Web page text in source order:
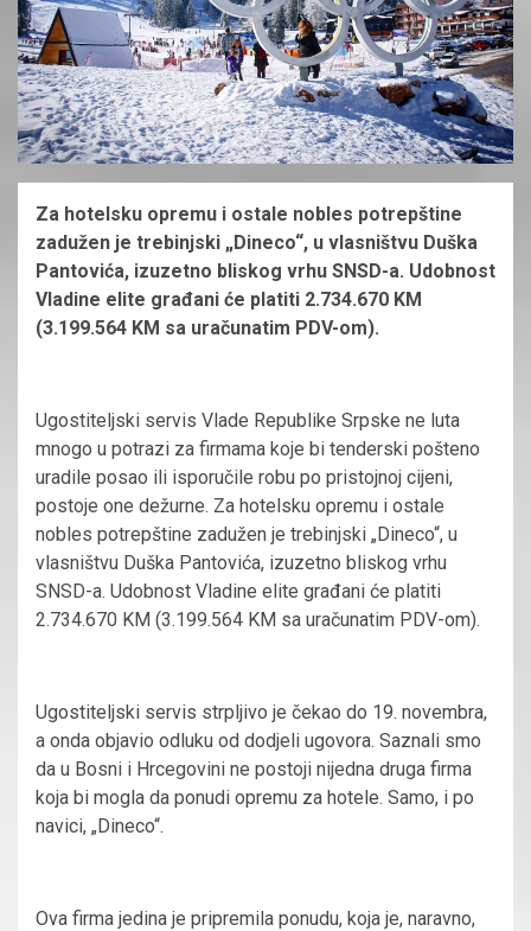
Za hotelsku opremu i ostale nobles potrepštine
zadužen je trebinjski „Dineco“, u vlasništvu Duška
Pantovića, izuzetno bliskog vrhu SNSD-a. Udobnost
Vladine elite građani će platiti 2.734.670 KM
(3.199.564 KM sa uračunatim PDV-om).
Ugostiteljski servis Vlade Republike Srpske ne luta
mnogo u potrazi za firmama koje bi tenderski pošteno
uradile posao ili isporučile robu po pristojnoj cijeni,
postoje one dežurne. Za hotelsku opremu i ostale
nobles potrepštine zadužen je trebinjski „Dineco“, u
vlasništvu Duška Pantovića, izuzetno bliskog vrhu
SNSD-a. Udobnost Vladine elite građani će platiti
2.734.670 KM (3.199.564 KM sa uračunatim PDV-om).
Ugostiteljski servis strpljivo je čekao do 19. novembra,
a onda objavio odluku od dodjeli ugovora. Saznali smo
da u Bosni i Hrcegovini ne postoji nijedna druga firma
koja bi mogla da ponudi opremu za hotele. Samo, i po
navici, „Dineco“.
Ova firma jedina je pripremila ponudu, koja je, naravno,